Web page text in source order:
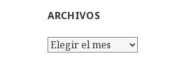
ARCHIVOS
Archivos